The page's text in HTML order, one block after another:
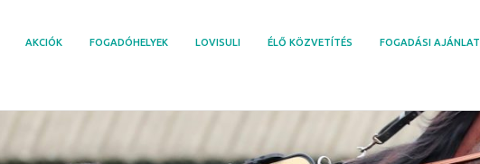
AKCIÓK FOGADÓHELYEK LOVISULI ÉLŐ KÖZVETÍTÉS FOGADÁSI AJÁNLAT